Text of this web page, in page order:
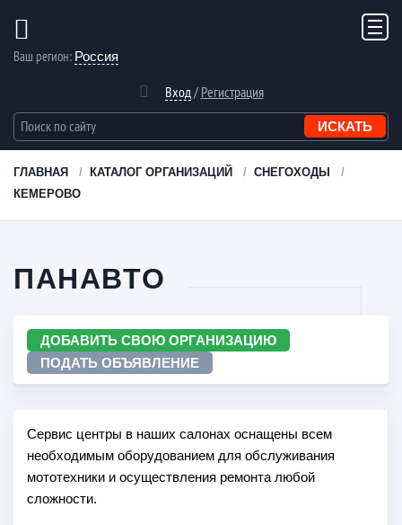
Ваш регион: Россия
Вход/ Регистрация
ГЛАВНАЯ КАТАЛОГ ОРГАНИЗАЦИЙ
СНЕГОХОДЫ
КЕМЕРОВО
ПАНАВТО
ДОБАВИТЬ СВОЮ ОРГАНИЗАЦИЮ
ПОДАТЬ ОБЪЯВЛЕНИЕ
Сервис центры в наших салонах оснащены всем
необходимым оборудованием для обслуживания
мототехники и осуществления ремонта любой
сложности.